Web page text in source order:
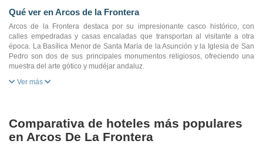
Qué ver en Arcos de la Frontera
Arcos de la Frontera destaca por su impresionante casco histórico, con
calles empedradas y casas encaladas que transportan al visitante a otra
época. La Basílica Menor de Santa María de la Asunción y la Iglesia de San
Pedro son dos de sus principales monumentos religiosos, ofreciendo una
muestra del arte gótico y mudéjar andaluz.
Ver más
Comparativa de hoteles más populares
en Arcos De La Frontera